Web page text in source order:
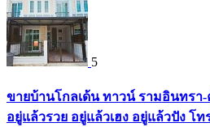
5
ขายบ้านโกลเด้น ทาวน์ รามอินทร
อยู่แล้วรวย อยู่แล้วเฮง อยู่แล้วปัง โทร